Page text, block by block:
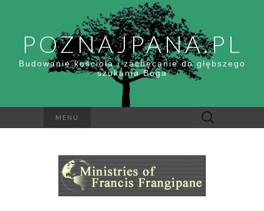
POZNAJPANA.PL
Budowanie kościoła i zachęcanie do głębszego
szukania Boga
MENU Szukaj: